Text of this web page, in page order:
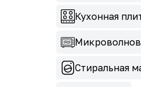
Кухонная
Стиральная